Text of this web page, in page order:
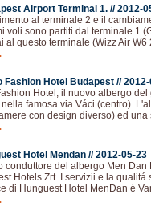
Airport Terminal 1. //2012-
al terminale 2 e il
voli sono partiti dal terminale 1
al questo terminale (Wizz Air W6
Fashion Hotel Budapest //
Hotel, il nuovo albergo
famosa via Váci (centro).
con design diverso) ed una
Hotel Mendan //2012-05-23
conduttore del albergo Men
Hotels Zrt. I servizii e la
di Hunguest Hotel MenDan é